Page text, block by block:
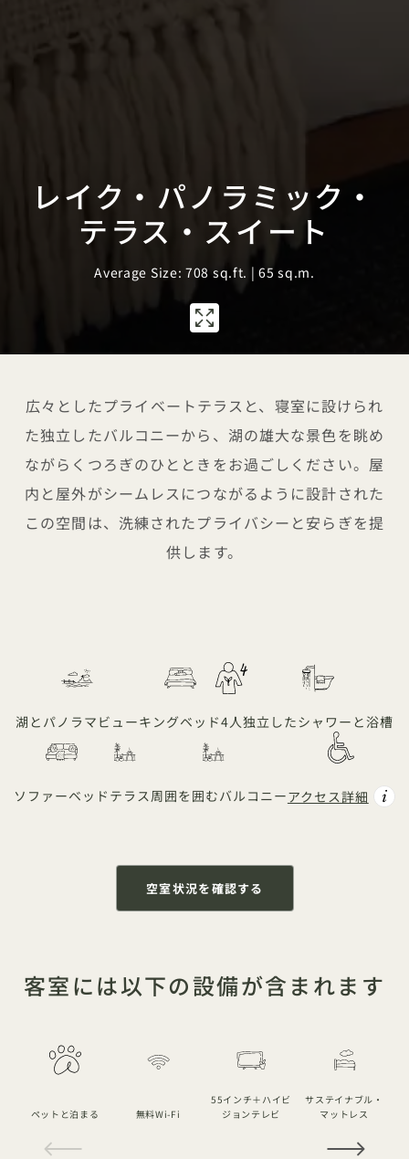
レイク・パノラミック・
テラス・スイート
Average Size: 708 sq.ft. | 65 sq.m.
広々としたプライベートテラスと、寝室に設けられ
た独立したバルコニーから、湖の雄大な景色を眺め
ながらくつろぎのひとときをお過ごしください。屋
内と屋外がシームレスにつながるように設計された
この空間は、洗練されたプライバシーと安らぎを提
供します。
湖とパノラマビューキングベッド4人独立したシャワーと浴槽
ソファーベッド テラス 周囲を囲むバルコニーアクセス詳細
空室状況を確認する
客室には以下の設備が含まれます
ペットと泊まる 無料Wi-Fi
55インチ＋ハイビ
ジョンテレビ
サステイナブル・
マットレス